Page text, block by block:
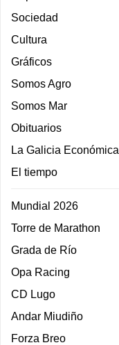
Sociedad
Cultura
Gráficos
Somos Agro
Somos Mar
Obituarios
La Galicia Económica
El tiempo
Mundial 2026
Torre de Marathon
Grada de Río
Opa Racing
CD Lugo
Andar Miudiño
Forza Breo